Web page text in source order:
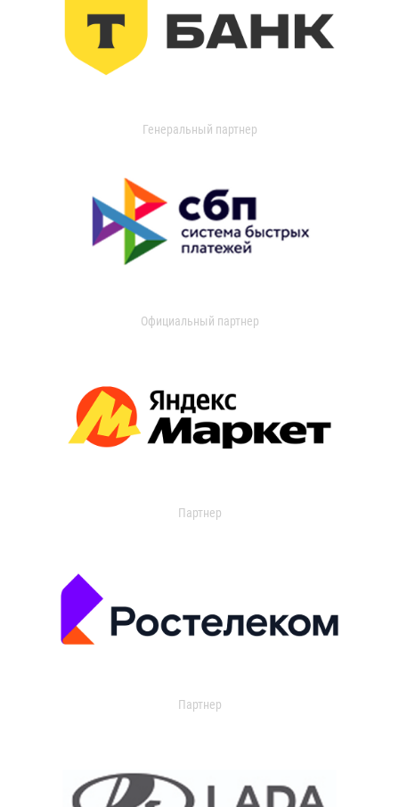
Генеральный партнер
Официальный партнер
Партнер
Партнер